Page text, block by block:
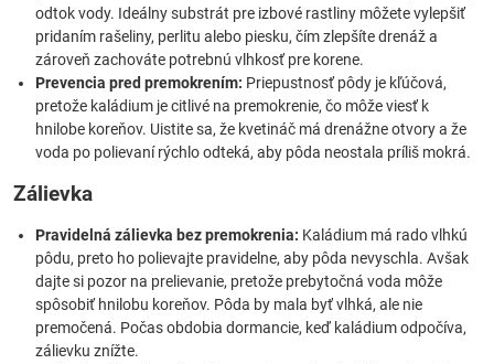
odtok vody. Ideálny substrát pre izbové rastliny môžete vylepšiť
pridaním rašeliny, perlitu alebo piesku, čím zlepšíte drenáž a
zároveň zachováte potrebnú vlhkosť pre korene.
Prevencia pred premokrením: Priepustnosť pôdy je kľúčová,
pretože kaládium je citlivé na premokrenie, čo môže viesť k
hnilobe koreňov. Uistite sa, že kvetináč má drenážne otvory a že
voda po polievaní rýchlo odteká, aby pôda neostala príliš mokrá.
Zálievka
Pravidelná zálievka bez premokrenia: Kaládium má rado vlhkú
pôdu, preto ho polievajte pravidelne, aby pôda nevyschla. Avšak
dajte si pozor na prelievanie, pretože prebytočná voda môže
spôsobiť hnilobu koreňov. Pôda by mala byť vlhká, ale nie
premočená. Počas obdobia dormancie, keď kaládium odpočíva,
zálievku znížte.